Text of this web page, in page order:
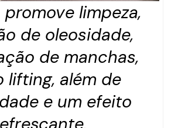
promove limpeza,
de oleosidade,
de manchas,
lifting, além de
e um efeito